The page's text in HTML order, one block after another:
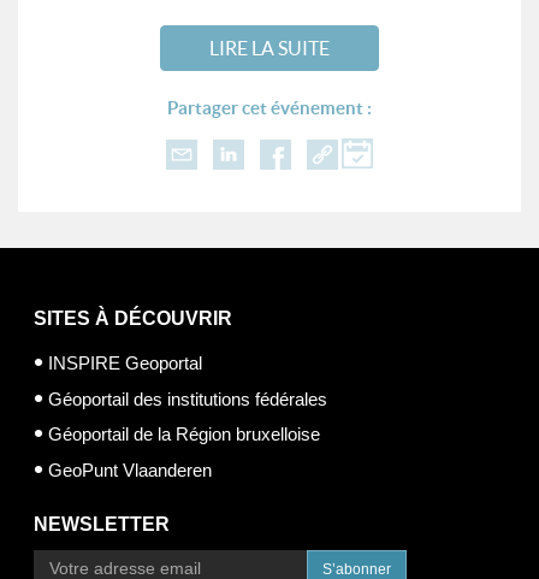
LIRE LA SUITE
Partager cet événement :
SITES À DÉCOUVRIR
INSPIRE Geoportal
Géoportail des institutions fédérales
Géoportail de la Région bruxelloise
GeoPunt Vlaanderen
NEWSLETTER
S’abonner